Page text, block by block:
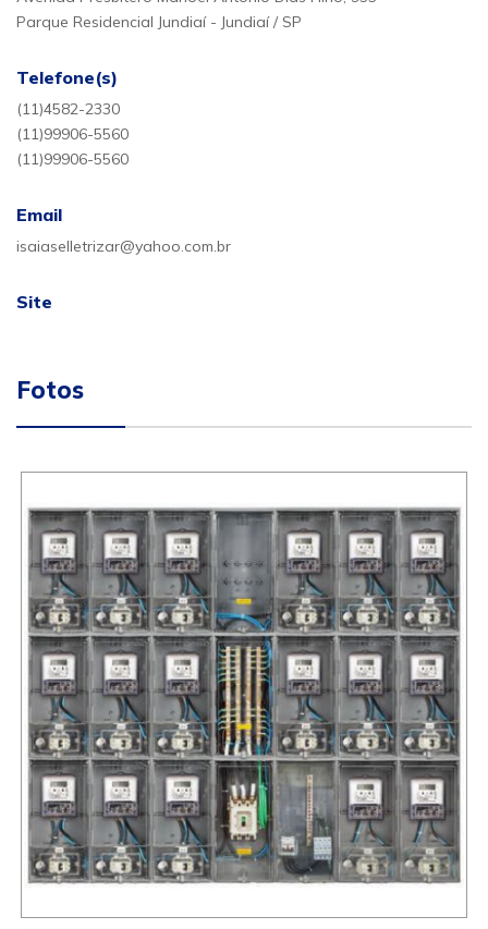
Parque Residencial Jundiaí - Jundiaí / SP
Telefone(s)
(11)4582-2330
(11)99906-5560
(11)99906-5560
Email
isaiaselletrizar@yahoo.com.br
Site
Fotos